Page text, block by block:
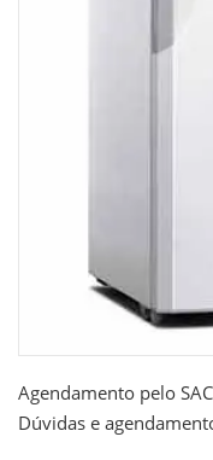
Agendamento pelo
Dúvidas e